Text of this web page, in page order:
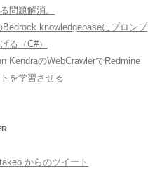
問題解消。
Bedrock knowledgebaseにプロンプ
る（C#）
KendraのWebCrawlerでRedmine
を学習させる
からのツイート